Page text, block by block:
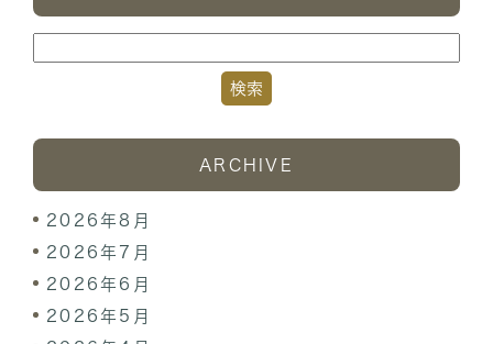
ARCHIVE
2026年8月
2026年7月
2026年6月
2026年5月